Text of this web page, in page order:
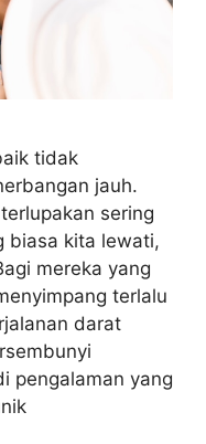
tidak
jauh.
sering
biasa kita lewati,
mereka yang
terlalu
darat
pengalaman yang